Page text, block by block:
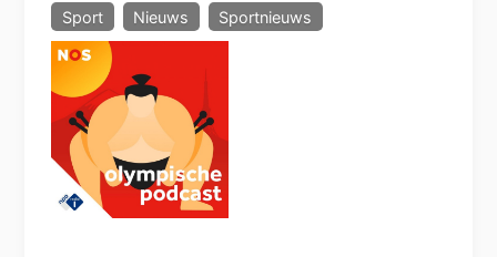
Sport
Nieuws Sportnieuws